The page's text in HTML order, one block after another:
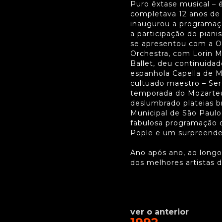
Puro êxtase musical –
completava 12 anos
inaugurou a
a participação do
se apresentou com a
Orchestra, com Lorin
Ballet, deu
espanhola Capella de
cultuado maestro –
temporada do
deslumbrado plateias
Municipal de São
fabulosa programação
Pople e um
Ano após ano, ao
dos melhores artistas
ver o anterior